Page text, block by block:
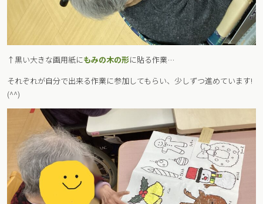
↑黒い大きな画用紙にもみの木の形に貼る作業…
それぞれが自分で出来る作業に参加してもらい、少しずつ進めています!
(^^)